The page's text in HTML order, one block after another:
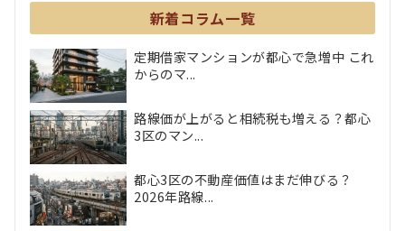
新着コラム一覧
定期借家マンションが都心で急増中 これ
からのマ...
路線価が上がると相続税も増える？都心
3区のマン...
都心3区の不動産価値はまだ伸びる？
2026年路線...